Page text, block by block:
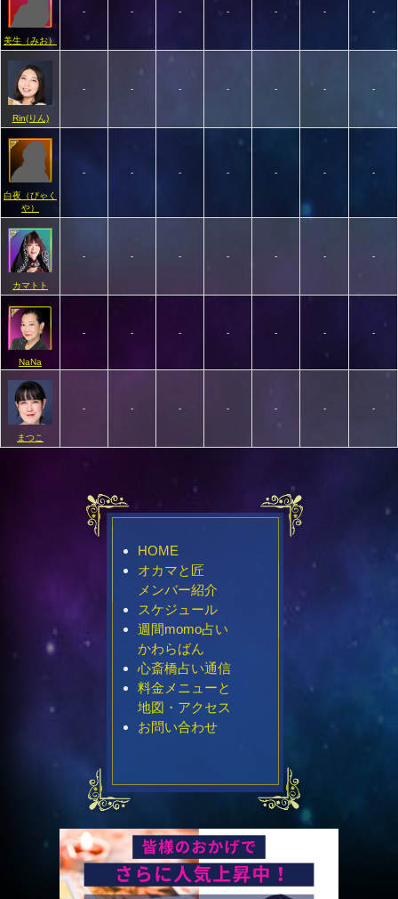
美生（みお）
- - - - - - -
Rin(りん)
- - - - - - -
白夜（びゃく
や）
- - - - - - -
カマトト
- - - - - - -
NaNa
- - - - - - -
まつこ
- - - - - - -
HOME
オカマと匠
メンバー紹介
スケジュール
週間momo占い
かわらばん
心斎橋占い通信
料金メニューと
地図・アクセス
お問い合わせ